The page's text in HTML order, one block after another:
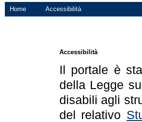
Home Accessibilità
Accessibilità
Il portale è
della Legge
disabili agli
del relativo